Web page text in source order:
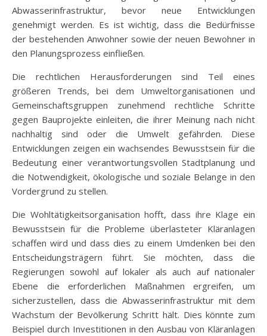
Abwasserinfrastruktur, bevor neue Entwicklungen
genehmigt werden. Es ist wichtig, dass die Bedürfnisse
der bestehenden Anwohner sowie der neuen Bewohner in
den Planungsprozess einfließen.
Die rechtlichen Herausforderungen sind Teil eines
größeren Trends, bei dem Umweltorganisationen und
Gemeinschaftsgruppen zunehmend rechtliche Schritte
gegen Bauprojekte einleiten, die ihrer Meinung nach nicht
nachhaltig sind oder die Umwelt gefährden. Diese
Entwicklungen zeigen ein wachsendes Bewusstsein für die
Bedeutung einer verantwortungsvollen Stadtplanung und
die Notwendigkeit, ökologische und soziale Belange in den
Vordergrund zu stellen.
Die Wohltätigkeitsorganisation hofft, dass ihre Klage ein
Bewusstsein für die Probleme überlasteter Kläranlagen
schaffen wird und dass dies zu einem Umdenken bei den
Entscheidungsträgern führt. Sie möchten, dass die
Regierungen sowohl auf lokaler als auch auf nationaler
Ebene die erforderlichen Maßnahmen ergreifen, um
sicherzustellen, dass die Abwasserinfrastruktur mit dem
Wachstum der Bevölkerung Schritt hält. Dies könnte zum
Beispiel durch Investitionen in den Ausbau von Kläranlagen